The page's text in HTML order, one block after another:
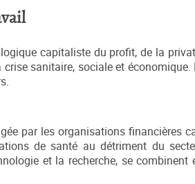
capitaliste du profit, de la
sanitaire, sociale et
par les organisations financières
de santé au détriment du
et la recherche, se combinent